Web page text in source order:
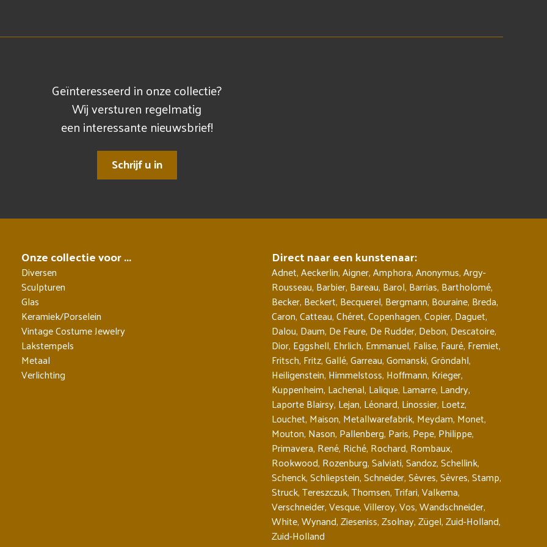
Geïnteresseerd in onze collectie?
Wij versturen regelmatig
een interessante nieuwsbrief!
Schrijf u in
Onze collectie voor ...
Diversen
Sculpturen
Glas
Keramiek/Porselein
Vintage Costume Jewelry
Lakstempels
Metaal
Verlichting
Direct naar een kunstenaar:
Adnet,Aeckerlin,Aigner,Amphora,Anonymus,Argy-
Rousseau, Barbier, Bareau, Barol, Barrias, Bartholomé,
Becker, Beckert, Becquerel, Bergmann, Bouraine, Breda,
Caron,Catteau,Chéret,Copenhagen,Copier, Daguet,
Dalou, Daum, De Feure, De Rudder, Debon, Descatoire,
Dior, Eggshell, Ehrlich, Emmanuel, Falise, Fauré, Fremiet,
Fritsch, Fritz,Gallé,Garreau,Gomanski,Gröndahl,
Heiligenstein, Himmelstoss, Hoffmann, Krieger,
Kuppenheim, Lachenal, Lalique, Lamarre, Landry,
Laporte Blairsy, Lejan, Léonard, Linossier, Loetz,
Louchet, Maison, Metallwarefabrik, Meydam, Monet,
Mouton, Nason, Pallenberg, Paris, Pepe, Philippe,
Primavera, René, Riché, Rochard, Rombaux,
Rookwood, Rozenburg,Salviati,Sandoz,Schellink,
Schenck,Schliepstein,Schneider,Sèvres,Sèvres,Stamp,
Struck,Tereszczuk,Thomsen,Trifari,Valkema,
Verschneider,Vesque,Villeroy,Vos,Wandschneider,
White,Wynand,Zieseniss,Zsolnay,Zügel,Zuid-Holland,
Zuid-Holland